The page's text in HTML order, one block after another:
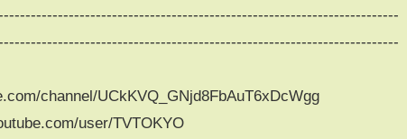
channel/UCkKVQ_GNjd8FbAuT6xDcWgg
user/TVTOKYO